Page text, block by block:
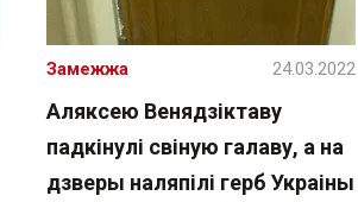
Аляксею Венядзіктаву
падкінулі свіную галаву, а на
дзверы наляпілі герб Украіны
Замежжа 24.03.2022